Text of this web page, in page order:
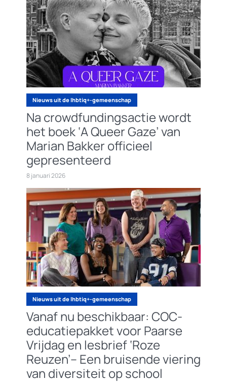
Nieuws uit de lhbtiq+-gemeenschap
Na crowdfundingsactie wordt
het boek ‘A Queer Gaze’ van
Marian Bakker officieel
gepresenteerd
8 januari 2026
Nieuws uit de lhbtiq+-gemeenschap
Vanaf nu beschikbaar: COC-
educatiepakket voor Paarse
Vrijdag en lesbrief ‘Roze
Reuzen’– Een bruisende viering
van diversiteit op school